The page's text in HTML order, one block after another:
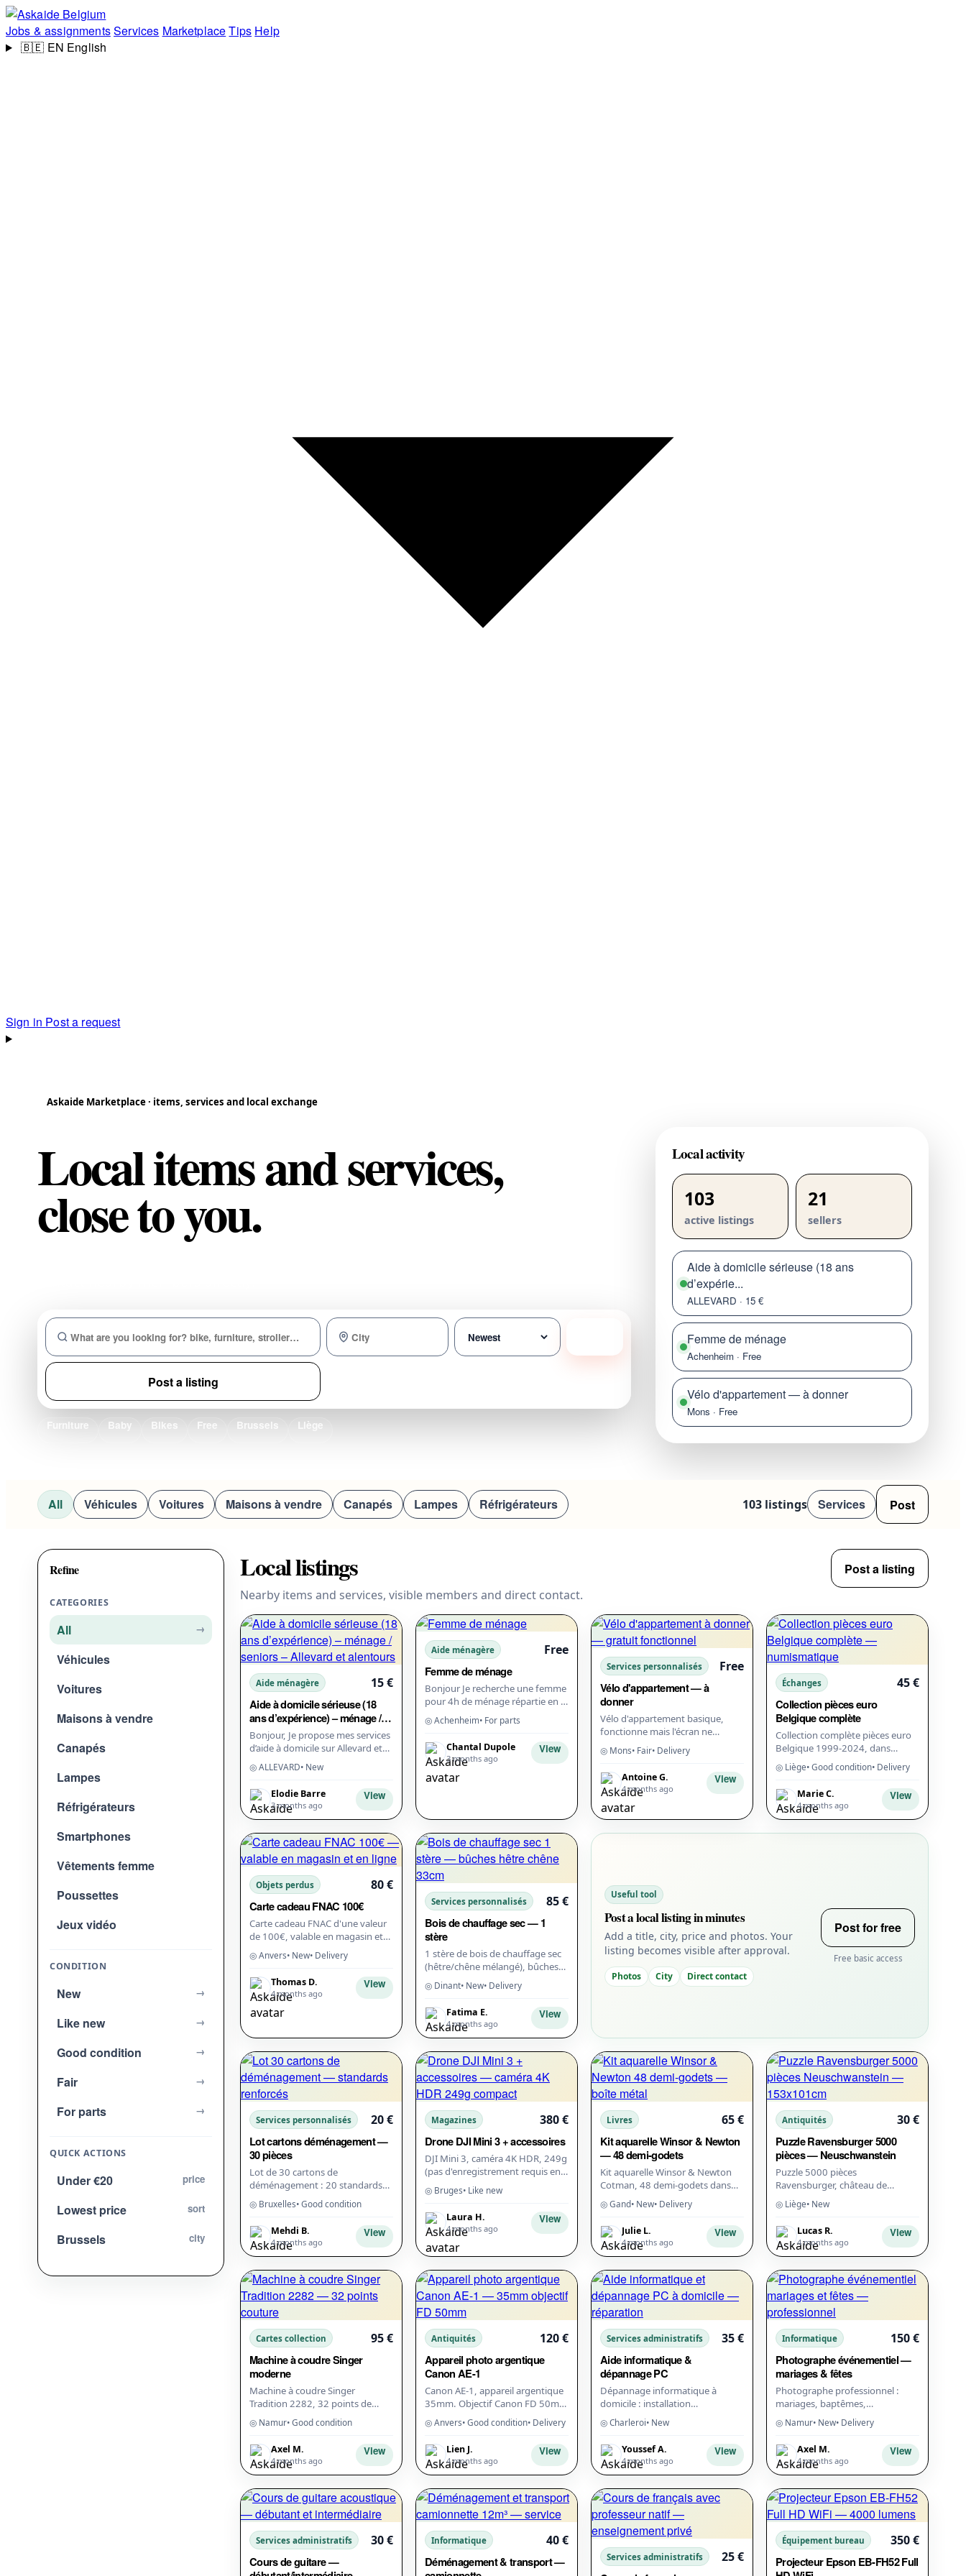
Belgium
Jobs & assignmentsServices MarketplaceTips Help
🇧🇪 EN English
Sign in Post a request
Askaide Marketplace · items, services and local exchange
Local items and services,
close to you.
Post a listing
Furniture Baby Bikes Free Brussels Liège
Local activity
103
active listings
21
sellers
Aide à domicile sérieuse (18 ans
d’expérie...
ALLEVARD · 15 €
Femme de ménage
Achenheim · Free
Vélo d'appartement — à donner
Mons · Free
All Véhicules Voitures Maisons à vendre Canapés Lampes Réfrigérateurs 103 listings Services Post
Refine
CATEGORIES
All →
Véhicules
Voitures
Maisons à vendre
Canapés
Lampes
Réfrigérateurs
Smartphones
Vêtements femme
Poussettes
Jeux vidéo
CONDITION
New →
Like new →
Good condition →
Fair →
For parts →
QUICK ACTIONS
Under €20 price
Lowest price sort
Brussels city
Local listings
Nearby items and services, visible members and direct contact.
Post a listing
Aide ménagère
15 €
Aide à domicile sérieuse (18
ans d’expérience) – ménage /
senior...
Bonjour, Je propose mes services
d’aide à domicile sur Allevard et
ses alentours. J’attache beaucoup
d’importance à la confianc...
◎ ALLEVARD• New
Elodie Barre
3 months ago
View
Aide ménagère
Free
Femme de ménage
Bonjour Je recherche une femme
pour 4h de ménage répartie en 2
fois par semaine.
◎ Achenheim• For parts
Chantal Dupole
3 months ago
View
Services personnalisés
Free
Vélo d'appartement — à
donner
Vélo d'appartement basique,
fonctionne mais l'écran ne
s'allume plus. Pédalage fluide,
résistance réglable. Gratuit, à
venir cherc...
◎ Mons• Fair• Delivery
Antoine G.
4 months ago
View
Échanges
45 €
Collection pièces euro
Belgique complète
Collection complète pièces euro
Belgique 1999-2024, dans
classeur numismatique. Toutes
les faces nationales, y compris les
commémo...
◎ Liège• Good condition• Delivery
Marie C.
4 months ago
View
Objets perdus
80 €
Carte cadeau FNAC 100€
Carte cadeau FNAC d'une valeur
de 100€, valable en magasin et
en ligne. Reçue en double pour
mon anniversaire. Prix ferme
80€. Env...
◎ Anvers• New• Delivery
Thomas D.
4 months ago
View
Services personnalisés
85 €
Bois de chauffage sec — 1
stère
1 stère de bois de chauffage sec
(hêtre/chêne mélangé), bûches
33cm. Séché 2 ans en hangar
aéré. Taux d'humidité
◎ Dinant• New• Delivery
Fatima E.
4 months ago
View
Useful tool
Post a local listing in minutes
Add a title, city, price and photos. Your
listing becomes visible after approval.
Photos City Direct contact
Post for free
Free basic access
Services personnalisés
20 €
Lot cartons déménagement —
30 pièces
Lot de 30 cartons de
déménagement : 20 standards
(60x40x40), 5 renforcés (livres),
5 penderie. Utilisés une fois, en
bon état. Sco...
◎ Bruxelles• Good condition
Mehdi B.
4 months ago
View
Magazines
380 €
Drone DJI Mini 3 + accessoires
DJI Mini 3, caméra 4K HDR, 249g
(pas d'enregistrement requis en
Belgique). 2 batteries (38 min
chacune), radiocommande RC
avec écr...
◎ Bruges• Like new
Laura H.
4 months ago
View
Livres
65 €
Kit aquarelle Winsor & Newton
— 48 demi-godets
Kit aquarelle Winsor & Newton
Cotman, 48 demi-godets dans
boîte métal. Pinceaux, palette de
mélange et éponge inclus. Neuf,
jamais...
◎ Gand• New• Delivery
Julie L.
4 months ago
View
Antiquités
30 €
Puzzle Ravensburger 5000
pièces — Neuschwanstein
Puzzle 5000 pièces
Ravensburger, château de
Neuschwanstein. Neuf, encore
sous cellophane. Cadeau en
double. Taille assemblé : 153x...
◎ Liège• New
Lucas R.
4 months ago
View
Cartes collection
95 €
Machine à coudre Singer
moderne
Machine à coudre Singer
Tradition 2282, 32 points de
couture, boutonnières
automatiques. Enfilage facile.
Avec pédale, accessoires...
◎ Namur• Good condition
Axel M.
4 months ago
View
Antiquités
120 €
Appareil photo argentique
Canon AE-1
Canon AE-1, appareil argentique
35mm. Objectif Canon FD 50mm
f/1.8. Cellule fonctionnelle,
obturateur précis. Avec étui cuir
et sa...
◎ Anvers• Good condition• Delivery
Lien J.
4 months ago
View
Services administratifs
35 €
Aide informatique &
dépannage PC
Dépannage informatique à
domicile : installation
Windows/Mac, suppression
virus, optimisation,
configuration WiFi/imprimante,
récu...
◎ Charleroi• New
Youssef A.
4 months ago
View
Informatique
150 €
Photographe événementiel —
mariages & fêtes
Photographe professionnel :
mariages, baptêmes,
anniversaires, événements
corporate. Matériel pro (Sony
A7IV). Forfait demi-journé...
◎ Namur• New• Delivery
Axel M.
4 months ago
View
Services administratifs
30 €
Cours de guitare —
Informatique
40 €
Déménagement & transport —
Services administratifs
25 €
Équipement bureau
350 €
Projecteur Epson EB-FH52 Full